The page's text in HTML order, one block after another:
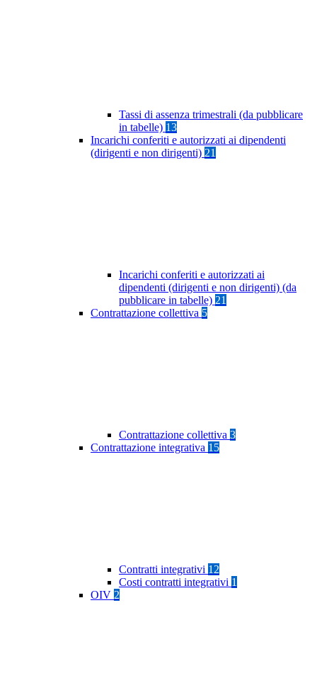
Tassi di assenza trimestrali (da pubblicare
in tabelle) 13
Incarichi conferiti e autorizzati ai dipendenti
(dirigenti e non dirigenti) 21
Incarichi conferiti e autorizzati ai
dipendenti (dirigenti e non dirigenti) (da
pubblicare in tabelle) 21
Contrattazione collettiva 5
Contrattazione collettiva 3
Contrattazione integrativa 15
Contratti integrativi 12
Costi contratti integrativi 1
OIV 2